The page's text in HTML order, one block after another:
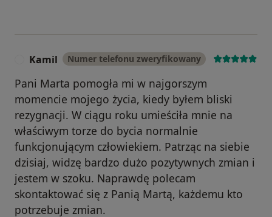
Kamil Numer telefonu zweryfikowany
Pani Marta pomogła mi w najgorszym
momencie mojego życia, kiedy byłem bliski
rezygnacji. W ciągu roku umieściła mnie na
właściwym torze do bycia normalnie
funkcjonującym człowiekiem. Patrząc na siebie
dzisiaj, widzę bardzo dużo pozytywnych zmian i
jestem w szoku. Naprawdę polecam
skontaktować się z Panią Martą, każdemu kto
potrzebuje zmian.